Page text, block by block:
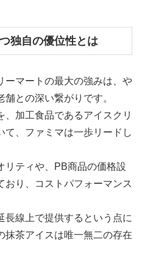
独自の優位性とは
ーマートの最大の強みは、や
との深い繋がりです。
加工食品であるアイスクリ
て、ファミマは一歩リードし
リティや、PB商品の価格設
おり、コストパフォーマンス
長線上で提供するという点に
抹茶アイスは唯一無二の存在